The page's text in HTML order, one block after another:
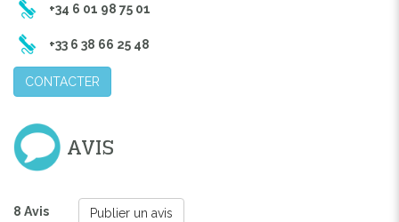
+34 6 01 98 75 01
+33 6 38 66 25 48
CONTACTER
AVIS
8 Avis Publier un avis